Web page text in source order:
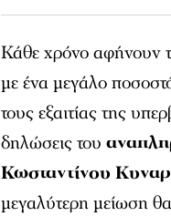
Κάθε χρόνο αφήνουν
με ένα μεγάλο
τους εξαιτίας της
δηλώσεις του
Κωσταντίνου
μεγαλύτερη μείωση